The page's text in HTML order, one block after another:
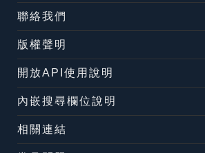
聯絡我們
版權聲明
開放API使用說明
內嵌搜尋欄位說明
相關連結